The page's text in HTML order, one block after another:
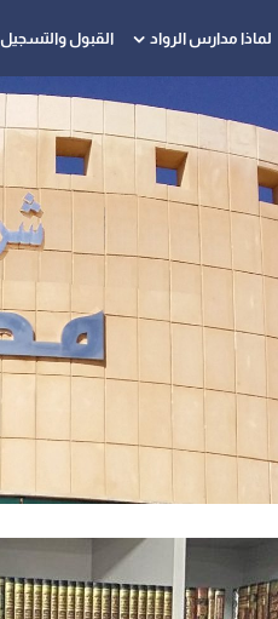
لماذا مدارس الرواد القبول والتسجيل